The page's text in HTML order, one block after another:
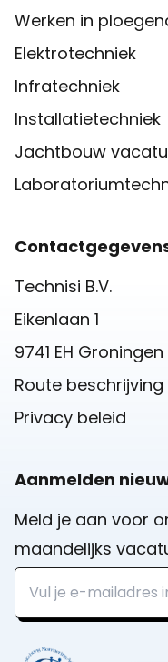
Werken in
Elektrotechniek
Infratechniek
Installatietechniek
Jachtbouw
Technisi B.V.
Eikenlaan 1
9741 EH Groningen
Route beschrijving
Privacy beleid
Aanmelden
Meld je aan voor
maandelijks